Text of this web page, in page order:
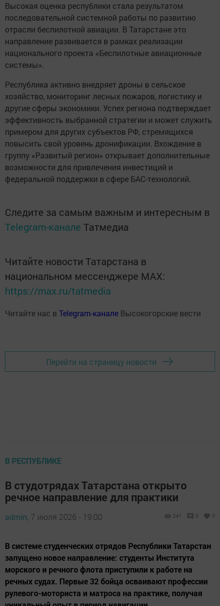
Высокая оценка республики стала результатом
последовательной системной работы по развитию
отрасли беспилотной авиации. В Татарстане это
направление развивается в рамках реализации
национального проекта «Беспилотные авиационные
системы».
Республика активно внедряет дроны в сельское
хозяйство, мониторинг лесных пожаров, логистику и
другие сферы экономики. Успех региона подтверждает
эффективность выбранной стратегии и может служить
примером для других субъектов РФ, стремящихся
повысить свой уровень дронификации. Вхождение в
группу «Развитый регион» открывает дополнительные
возможности для привлечения инвестиций и
федеральной поддержки в сфере БАС-технологий.
Следите за самым важным и интересным в
Telegram-канале Татмедиа
Читайте новости Татарстана в
национальном мессенджере MАХ:
https://max.ru/tatmedia
Читайте нас в Telegram-канале Высокогорские вести
Перейти на страницу новости
В РЕСПУБЛИКЕ
В студотрядах Татарстана открыто
речное направление для практики
admin, 7 июля 2026 - 19:00 241 0 0
В системе студенческих отрядов Республики Татарстан
запущено новое направление: студенты Института
морского и речного флота приступили к работе на
речных судах. Первые 32 бойца осваивают профессии
рулевого-моториста и матроса на практике, получая